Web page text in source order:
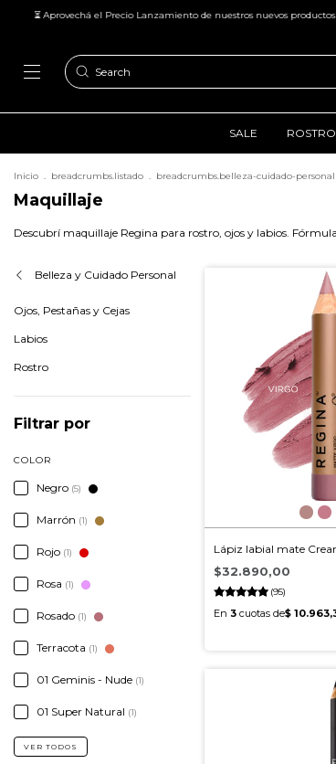
el Precio Lanzamiento de nuestros nuevos productos por tiempo
SALE ROSTRO
Inicio . breadcrumbs.listado . breadcrumbs.belleza-cuidado-personal
Maquillaje
Descubrí maquillaje Regina para rostro, ojos y labios.
Belleza y Cuidado Personal
Ojos, Pestañas y Cejas
Labios
Rostro
Filtrar por
COLOR
Negro (5)
Marrón (1)
Rojo (1)
Rosa (1)
Rosado (1)
Terracota (1)
01 Geminis - Nude (1)
01 Super Natural (1)
VER TODOS
Lápiz labial mate
(95)
$32.890,00